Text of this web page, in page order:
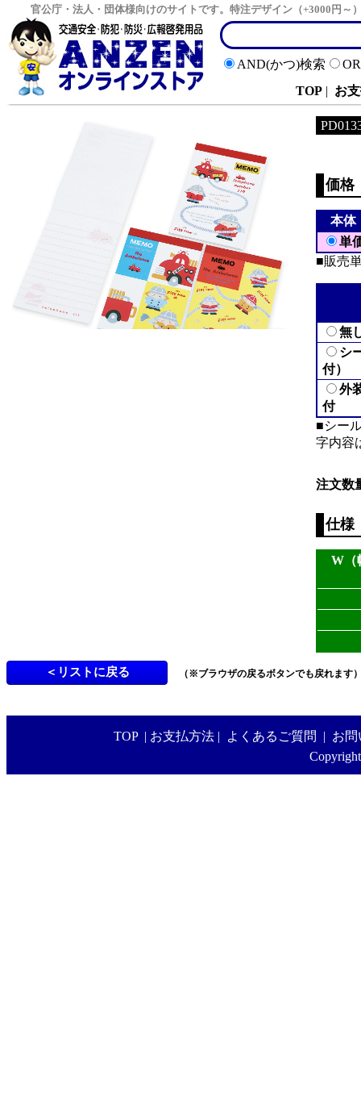
官公庁・法人・団体様向けのサイトです。特注デザイン（+3000円
AND(かつ)検索
TOP | お
価格
本体
単
■販売
無
シ
付）
外
付
■シー
字内容
注文数
仕様
W（
（※ブラウザの戻るボタンでも戻れます
TOP | お支払方法 | よくあるご質問 | お